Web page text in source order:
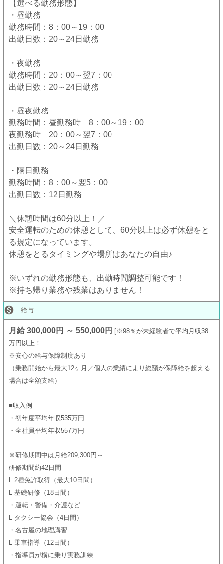
【選べる勤務形態】
・昼勤務
勤務時間：8：00～19：00
出勤日数：20～24日勤務
・夜勤務
勤務時間：20：00～翌7：00
出勤日数：20～24日勤務
・昼夜勤務
勤務時間：昼勤務時 8：00～19：00
夜勤務時 20：00～翌7：00
出勤日数：20～24日勤務
・隔日勤務
勤務時間：8：00～翌5：00
出勤日数：12日勤務
＼休憩時間は60分以上！／
安全運転のための休憩として、60分以上は必ず休憩をと
る規定になっています。
休憩をとるタイミングや場所はあなたの自由♪
※いずれの勤務形態も、出勤時間調整可能です！
※持ち帰り業務や残業はありません！
 給与
月給 300,000円 ～ 550,000円
※98％が未経験者で平均月収38
万円以上！
※安心の給与保障制度あり
（乗務開始から最大12ヶ月／個人の業績により総額が保障給を超える
場合は全額支給）
■収入例
・初年度平均年収535万円
・全社員平均年収557万円
※研修期間中は月給209,300円～
研修期間約42日間
L 2種免許取得（最大10日間）
L 基礎研修（18日間）
・運転・警備・介護など
L タクシー協会（4日間）
・名古屋の地理講習
L 乗車指導（12日間）
・指導員が横に乗り実務訓練